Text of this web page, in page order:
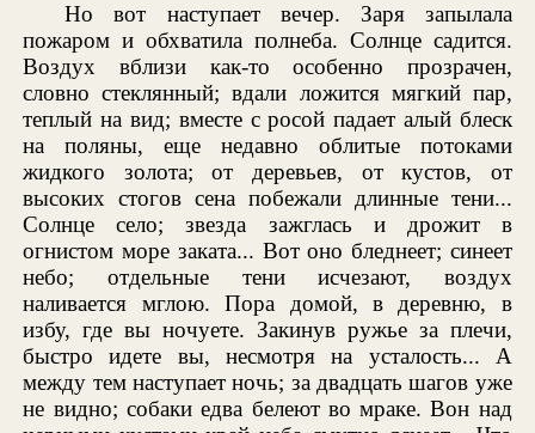
Но вот наступает вечер. Заря запылала
пожаром и обхватила полнеба. Солнце садится.
Воздух вблизи как-то особенно прозрачен,
словно стеклянный; вдали ложится мягкий пар,
теплый на вид; вместе с росой падает алый блеск
на поляны, еще недавно облитые потоками
жидкого золота; от деревьев, от кустов, от
высоких стогов сена побежали длинные тени...
Солнце село; звезда зажглась и дрожит в
огнистом море заката... Вот оно бледнеет; синеет
небо; отдельные тени исчезают, воздух
наливается мглою. Пора домой, в деревню, в
избу, где вы ночуете. Закинув ружье за плечи,
быстро идете вы, несмотря на усталость... А
между тем наступает ночь; за двадцать шагов уже
не видно; собаки едва белеют во мраке. Вон над